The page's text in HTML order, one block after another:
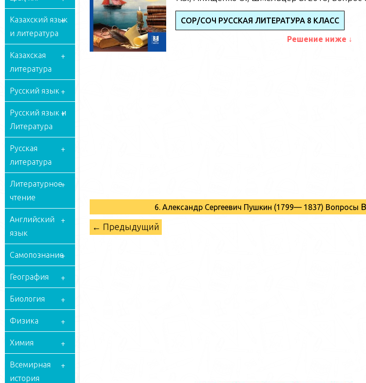
Казахский язык
и литература
Казахская
литература
Русский язык
Русский язык и
Литература
Русская
литература
Литературное
чтение
Английский
язык
Самопознание
География
Биология
Физика
Химия
Всемирная
история
СОР/СОЧ РУССКАЯ ЛИТЕРАТУРА 8 КЛАСС
Решение ниже ↓
6. Александр Сергеевич Пушкин (1799— 1837) Вопросы
← Предыдущий